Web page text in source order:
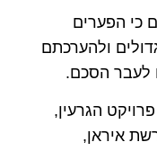
כי הפערים
ולהערכתם
לעבר הסכם.
הגרעין,
איראן,